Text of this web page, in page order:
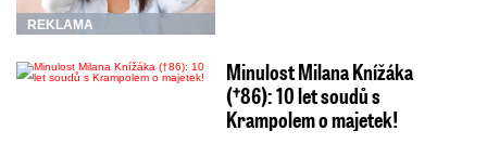
REKLAMA
Minulost Milana Knížáka
(†86): 10 let soudů s
Krampolem o majetek!